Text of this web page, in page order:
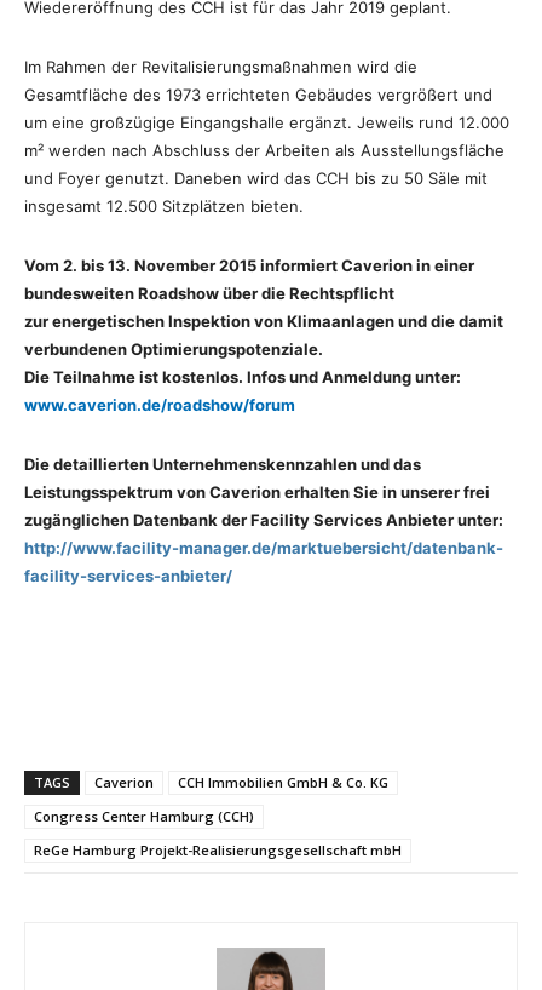
Wiedereröffnung des CCH ist für das Jahr 2019 geplant.
Im Rahmen der Revitalisierungsmaßnahmen wird die
Gesamtfläche des 1973 errichteten Gebäudes vergrößert und
um eine großzügige Eingangshalle ergänzt. Jeweils rund 12.000
m² werden nach Abschluss der Arbeiten als Ausstellungsfläche
und Foyer genutzt. Daneben wird das CCH bis zu 50 Säle mit
insgesamt 12.500 Sitzplätzen bieten.
Vom 2. bis 13. November 2015 informiert Caverion in einer
bundesweiten Roadshow über die Rechtspflicht
zur energetischen Inspektion von Klimaanlagen und die damit
verbundenen Optimierungspotenziale.
Die Teilnahme ist kostenlos. Infos und Anmeldung unter:
www.caverion.de/roadshow/forum
Die detaillierten Unternehmenskennzahlen und das
Leistungsspektrum von Caverion erhalten Sie in unserer frei
zugänglichen Datenbank der Facility Services Anbieter unter:
http://www.facility-manager.de/marktuebersicht/datenbank-
facility-services-anbieter/
TAGS Caverion
CCH Immobilien GmbH & Co. KG
Congress Center Hamburg (CCH)
ReGe Hamburg Projekt-Realisierungsgesellschaft mbH